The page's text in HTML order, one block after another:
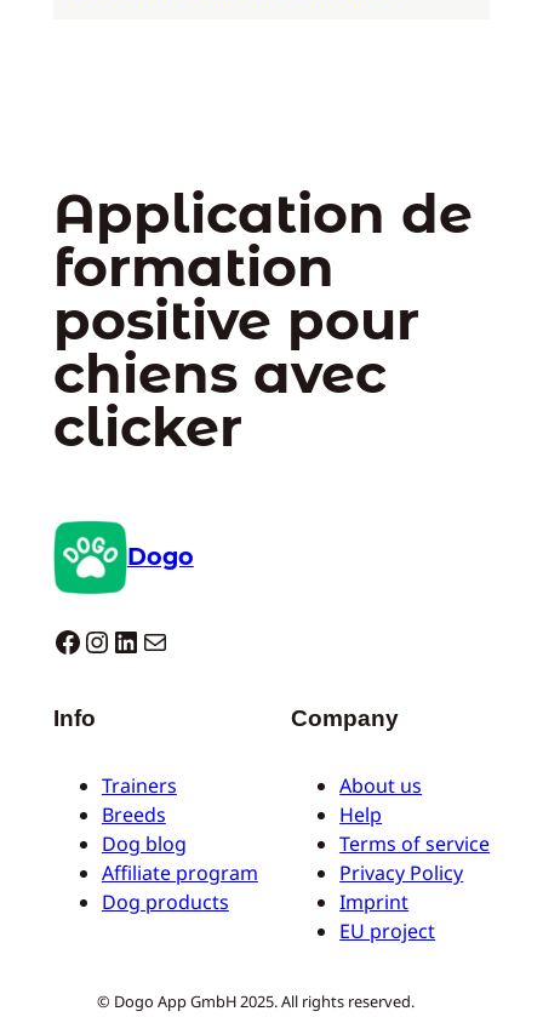
Application de
formation
positive pour
chiens avec
clicker
Dogo
Dogo facebook InstagramLinkedIn E-mail
Info
Trainers
Breeds
Dog blog
Affiliate program
Dog products
Company
About us
Help
Terms of service
Privacy Policy
Imprint
EU project
© Dogo App GmbH 2025. All rights reserved.